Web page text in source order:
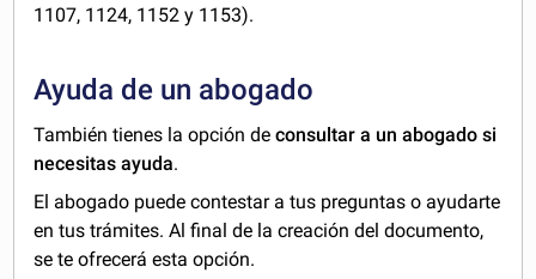
1107, 1124, 1152 y 1153).
Ayuda de un abogado
También tienes la opción deconsultar a un abogado si
necesitas ayuda.
El abogado puede contestar a tus preguntas o ayudarte
en tus trámites. Al final de la creación del documento,
se te ofrecerá esta opción.